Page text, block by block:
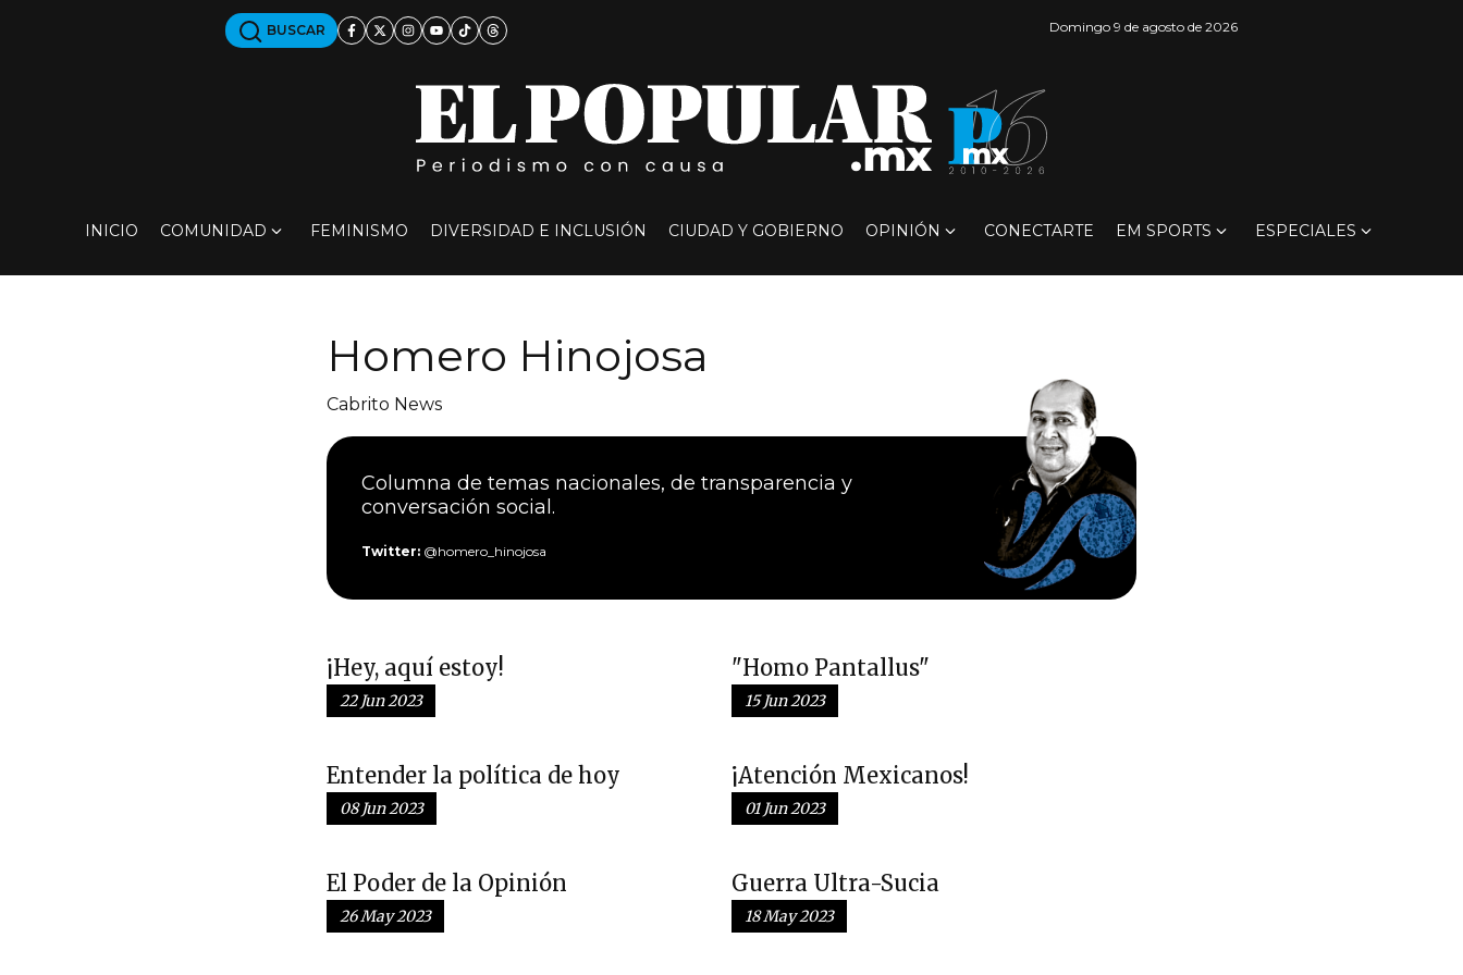
BUSCAR Domingo 9 de agosto de 2026
INICIO COMUNIDAD FEMINISMO DIVERSIDAD E INCLUSIÓN CIUDAD Y GOBIERNO OPINIÓN CONECTARTE EM SPORTS ESPECIALES
Homero Hinojosa
Cabrito News
Columna de temas nacionales, de transparencia y
conversación social.
Twitter: @homero_hinojosa
¡Hey, aquí estoy!
22 Jun 2023
"Homo Pantallus"
15 Jun 2023
Entender la política de hoy
08 Jun 2023
¡Atención Mexicanos!
01 Jun 2023
El Poder de la Opinión
26 May 2023
Guerra Ultra-Sucia
18 May 2023